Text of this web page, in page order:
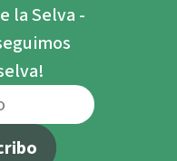
la Selva -